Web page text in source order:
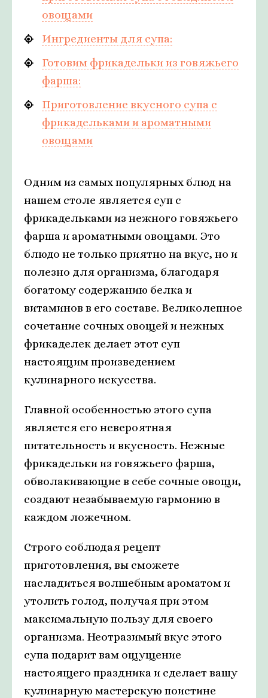
овощами
Ингредиенты для супа:
Готовим фрикадельки из говяжьего
фарша:
Приготовление вкусного супа с
фрикадельками и ароматными
овощами
Одним из самых популярных блюд на
нашем столе является суп с
фрикадельками из нежного говяжьего
фарша и ароматными овощами. Это
блюдо не только приятно на вкус, но и
полезно для организма, благодаря
богатому содержанию белка и
витаминов в его составе. Великолепное
сочетание сочных овощей и нежных
фрикаделек делает этот суп
настоящим произведением
кулинарного искусства.
Главной особенностью этого супа
является его невероятная
питательность и вкусность. Нежные
фрикадельки из говяжьего фарша,
обволакивающие в себе сочные овощи,
создают незабываемую гармонию в
каждом ложечном.
Строго соблюдая рецепт
приготовления, вы сможете
насладиться волшебным ароматом и
утолить голод, получая при этом
максимальную пользу для своего
организма. Неотразимый вкус этого
супа подарит вам ощущение
настоящего праздника и сделает вашу
кулинарную мастерскую поистине